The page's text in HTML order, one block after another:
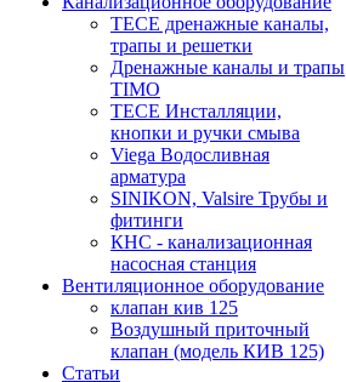
TECE дренажные каналы,
трапы и решетки
Дренажные каналы и трапы
TIMO
TECE Инсталляции,
кнопки и ручки смыва
Viega Водосливная
арматура
SINIKON, Valsire Трубы и
фитинги
КНС - канализационная
насосная станция
Вентиляционное оборудование
клапан кив 125
Воздушный приточный
клапан (модель КИВ 125)
Статьи